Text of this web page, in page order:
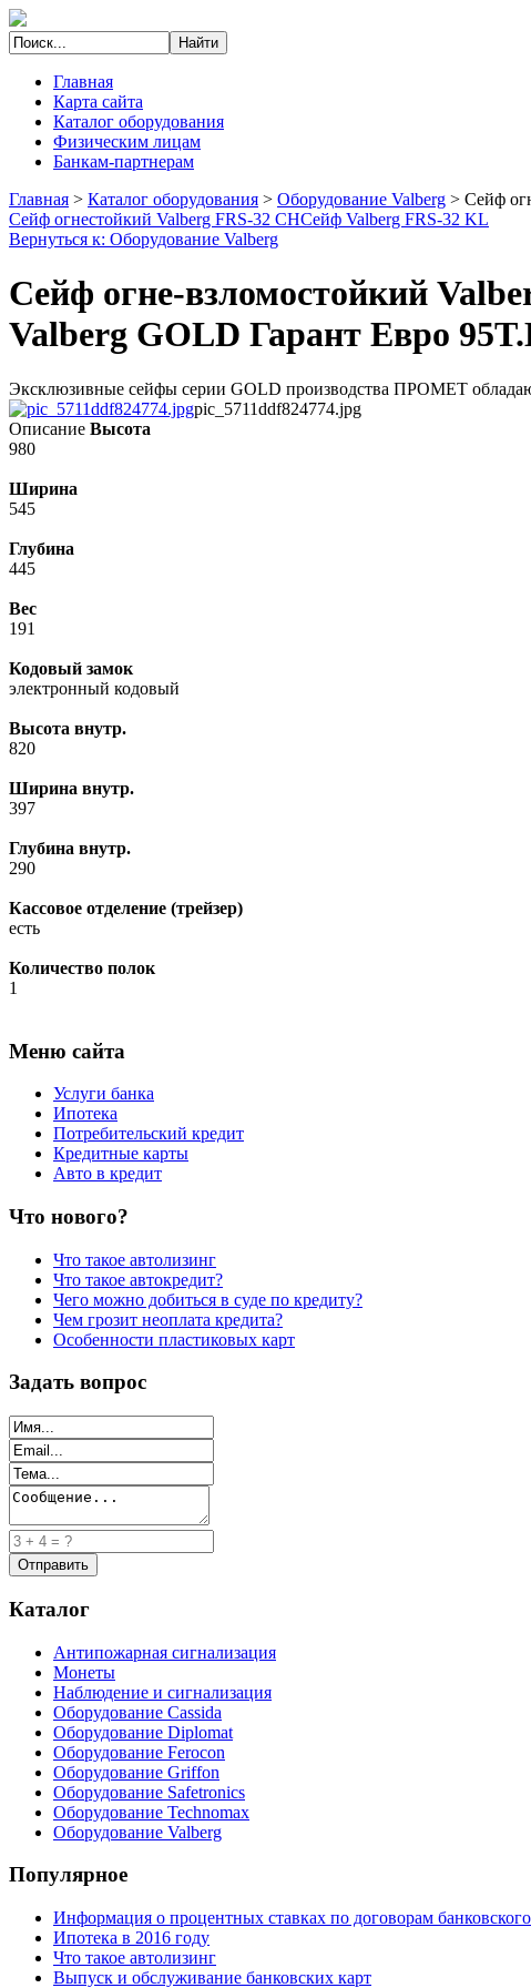
Главная
Карта сайта
Каталог оборудования
Физическим лицам
Банкам-партнерам
Главная > Каталог оборудования > Оборудование Valberg > Сейф
Сейф огнестойкий Valberg FRS-32 CHСейф Valberg FRS-32 KL
Вернуться к: Оборудование Valberg
Сейф огне-взломостойкий
Valberg GOLD Гарант Евро
Эксклюзивные сейфы серии GOLD производства ПРОМЕТ
pic_5711ddf824774.jpg
Описание Высота
980
Ширина
545
Глубина
445
Вес
191
Кодовый замок
электронный кодовый
Высота внутр.
820
Ширина внутр.
397
Глубина внутр.
290
Кассовое отделение (трейзер)
есть
Количество полок
1
Меню сайта
Услуги банка
Ипотека
Потребительский кредит
Кредитные карты
Авто в кредит
Что нового?
Что такое автолизинг
Что такое автокредит?
Чего можно добиться в суде по кредиту?
Чем грозит неоплата кредита?
Особенности пластиковых карт
Задать вопрос
Каталог
Антипожарная сигнализация
Монеты
Наблюдение и сигнализация
Оборудование Cassida
Оборудование Diplomat
Оборудование Ferocon
Оборудование Griffon
Оборудование Safetronics
Оборудование Technomax
Оборудование Valberg
Популярное
Информация о процентных ставках по договорам
Ипотека в 2016 году
Что такое автолизинг
Выпуск и обслуживание банковских карт